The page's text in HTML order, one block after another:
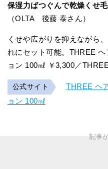
保湿力ばつぐんで乾燥くせ
（OLTA 後藤 泰さん）
くせや広がりを抑えながら
れにセット可能。THREE
ョン 100㎖ ￥3,300／THREE
公式サイト
THREE ヘ
ョン 100㎖